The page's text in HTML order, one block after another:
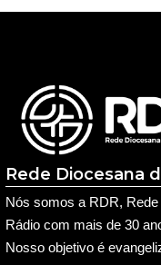
Rede Diocesana
Nós somos a RDR,
Rádio com mais de 30
Nosso objetivo é